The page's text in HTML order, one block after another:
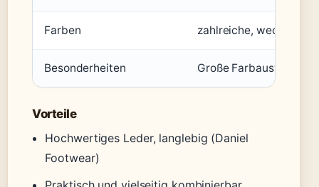
Farben zahlreiche,
Besonderheiten Große Farbauswahl,
Vorteile
Hochwertiges Leder, langlebig (Daniel
Footwear)